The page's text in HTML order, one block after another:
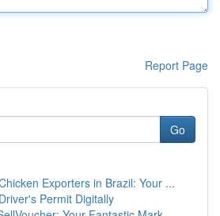
Report Page
Go
Exporters in Brazil: Your ...
Permit Digitally